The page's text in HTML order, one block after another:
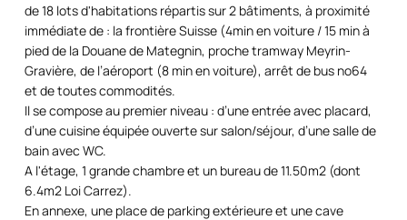
de 18 lots d'habitations répartis sur 2 bâtiments, à proximité
immédiate de : la frontière Suisse (4min en voiture / 15 min à
pied de la Douane de Mategnin, proche tramway Meyrin-
Gravière, de l’aéroport (8 min en voiture), arrêt de bus no64
et de toutes commodités.
Il se compose au premier niveau : d’une entrée avec placard,
d’une cuisine équipée ouverte sur salon/séjour, d’une salle de
bain avec WC.
A l'étage, 1 grande chambre et un bureau de 11.50m2 (dont
6.4m2 Loi Carrez).
En annexe, une place de parking extérieure et une cave